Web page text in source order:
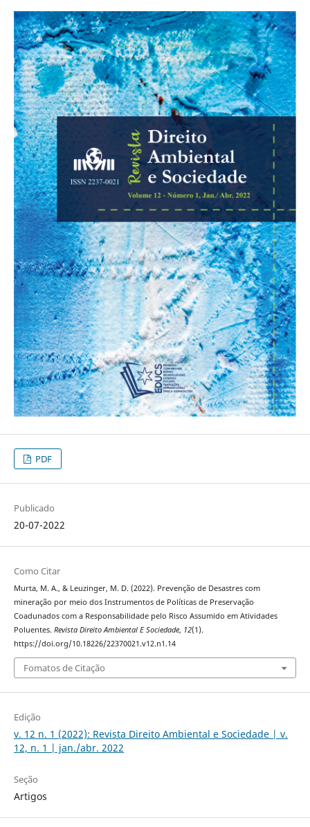
PDF
Publicado
20-07-2022
Como Citar
Murta, M. A., & Leuzinger, M. D. (2022). Prevenção de Desastres com
mineração por meio dos Instrumentos de Políticas de Preservação
Coadunados com a Responsabilidade pelo Risco Assumido em Atividades
Poluentes. Revista Direito Ambiental E Sociedade, 12(1).
https://doi.org/10.18226/22370021.v12.n1.14
Fomatos de Citação
Edição
v. 12 n. 1 (2022): Revista Direito Ambiental e Sociedade | v.
12, n. 1 | jan./abr. 2022
Seção
Artigos